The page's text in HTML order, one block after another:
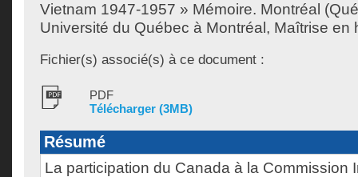
Vietnam 1947-1957 » Mémoire. Montréal
Université du Québec à Montréal, Maîtrise en
Fichier(s) associé(s) à ce document :
PDF
Télécharger (3MB)
Résumé
La participation du Canada à la Commission